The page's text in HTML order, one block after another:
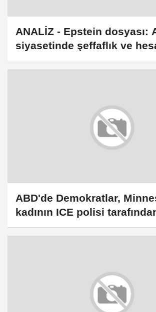
ANALİZ - Epstein dosyası:
siyasetinde şeffaflık ve
verebilirlik sınavı
ABD'de Demokratlar,
kadının ICE polisi
öldürülmesine tepki